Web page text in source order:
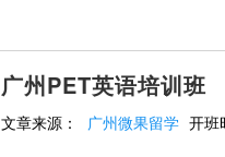
广州PET英语培训班
文章来源： 广州微果留学 开班